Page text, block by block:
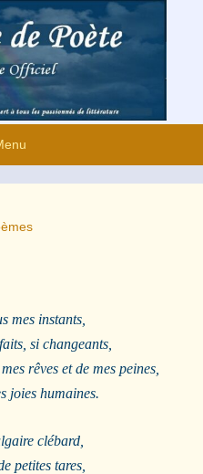
mes instants,
si changeants,
rêves et de mes peines,
joies humaines.
clébard,
petites tares,